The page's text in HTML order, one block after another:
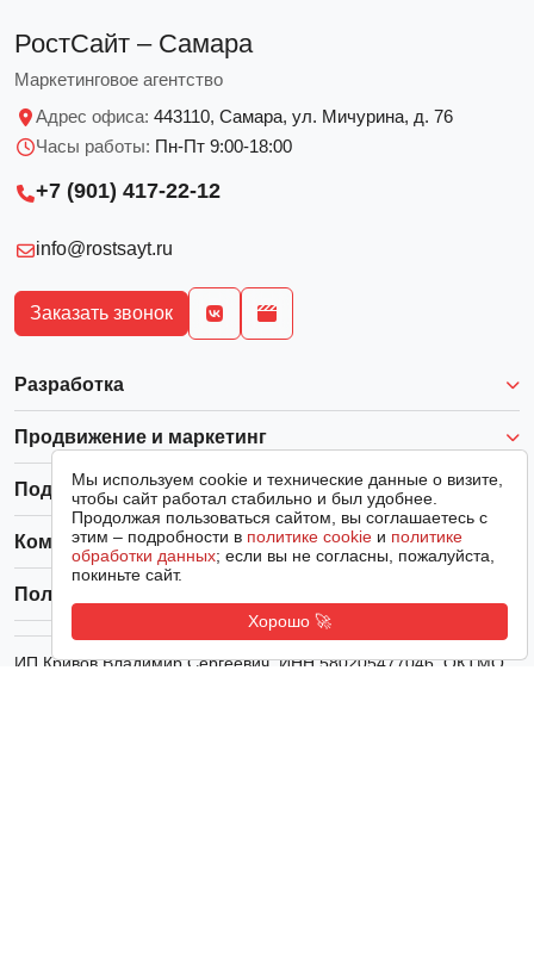
РостСайт – Самара
Маркетинговое агентство
Адрес офиса: 443110, Самара, ул. Мичурина, д. 76
Часы работы: Пн-Пт 9:00-18:00
+7 (901) 417-22-12
info@rostsayt.ru
Заказать звонок
Разработка
Продвижение и маркетинг
Поддержка
Компания
Полезное
ИП Кривов Владимир Сергеевич, ИНН580205477046, ОКТМО
Мы используем cookie и технические данные о визите,
чтобы сайт работал стабильно и был удобнее.
Продолжая пользоваться сайтом, вы соглашаетесь с
этим – подробности в политике cookie и политике
обработки данных; если вы не согласны, пожалуйста,
покиньте сайт.
Хорошо 🚀